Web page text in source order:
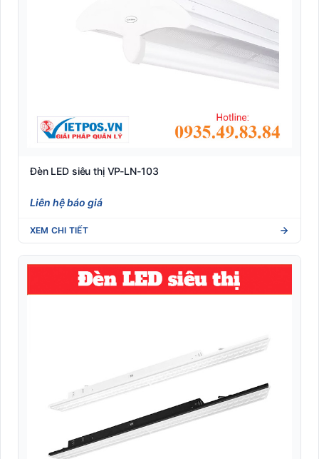
Đèn LED siêu thị VP-LN-103
Liên hệ báo giá
XEM CHI TIẾT